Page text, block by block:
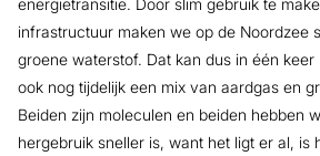
energietransitie. Door slim gebruik te
infrastructuur maken we op de Noordzee
groene waterstof. Dat kan dus in één keer
ook nog tijdelijk een mix van aardgas en
Beiden zijn moleculen en beiden hebben
hergebruik sneller is, want het ligt er al, is